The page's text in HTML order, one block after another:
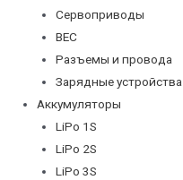
Сервоприводы
BEC
Разъемы и провода
Зарядные устройства
Аккумуляторы
LiPo 1S
LiPo 2S
LiPo 3S